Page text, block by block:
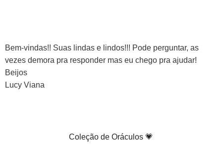
Bem-vindas!! Suas lindas e lindos!!! Pode perguntar, as
vezes demora pra responder mas eu chego pra ajudar!
Beijos
Lucy Viana
Coleção de Oráculos 💗